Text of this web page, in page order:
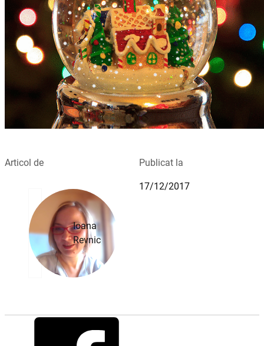
Articol de
Ioana
Revnic
Publicat la
17/12/2017